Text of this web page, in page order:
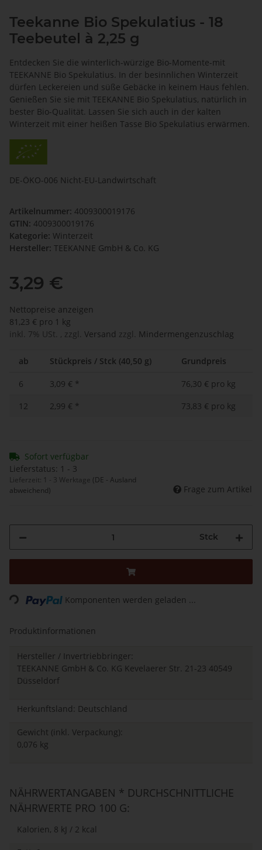
Teekanne Bio Spekulatius - 18
Teebeutel à 2,25 g
Entdecken Sie die winterlich-würzige Bio-Momente-mit
TEEKANNE Bio Spekulatius. In der besinnlichen Winterzeit
dürfen Leckereien und süße Gebäcke in keinem Haus fehlen.
Genießen Sie sie mit TEEKANNE Bio Spekulatius, natürlich in
bester Bio-Qualität. Lassen Sie sich auch in der kalten
Winterzeit mit einer heißen Tasse Bio Spekulatius erwärmen.
DE-ÖKO-006 Nicht-EU-Landwirtschaft
Artikelnummer: 4009300019176
GTIN: 4009300019176
Kategorie: Winterzeit
Hersteller: TEEKANNE GmbH & Co. KG
3,29 €
Nettopreise anzeigen
81,23 € pro 1 kg
inkl. 7% USt. , zzgl. Versand zzgl. Mindermengenzuschlag
ab Stückpreis / Stck (40,50 g) Grundpreis
6 3,09 € *
76,30 € pro kg
12
2,99 € * 73,83 € pro kg
Sofort verfügbar
Lieferstatus: 1 - 3
Lieferzeit: 1 - 3 Werktage (DE - Ausland
abweichend)
Frage zum Artikel
Stck
Loading... Komponenten werden geladen ...
Produktinformationen
Hersteller / Invertriebbringer:
TEEKANNE GmbH & Co. KG Kevelaerer Str. 21-23 40549
Düsseldorf
Herkunftsland: Deutschland
Gewicht (inkl. Verpackung):
0,076 kg
NÄHRWERTANGABEN * DURCHSCHNITTLICHE
NÄHRWERTE PRO 100 G:
Kalorien, 8 kJ / 2 kcal